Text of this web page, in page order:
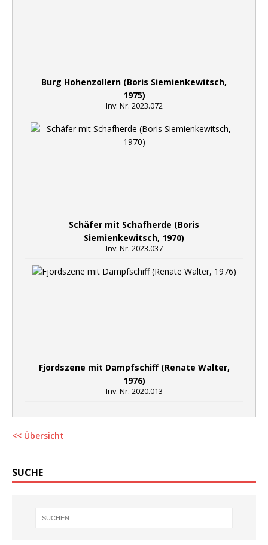
Burg Hohenzollern (Boris Siemienkewitsch,
1975)
Inv. Nr. 2023.072
Schäfer mit Schafherde (Boris
Siemienkewitsch, 1970)
Inv. Nr. 2023.037
Fjordszene mit Dampfschiff (Renate Walter,
1976)
Inv. Nr. 2020.013
<< Übersicht
SUCHE